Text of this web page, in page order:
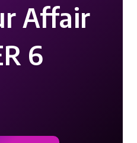
Affair
6